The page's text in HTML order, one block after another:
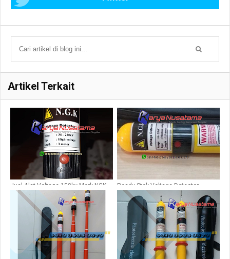
Artikel Terkait
Jual Alat Voltage 150kv Merk NGK
3mtr di Pasuruan
Ready Stok Voltage Detector
Tegangan 6-35 Kv di Sidoarjo